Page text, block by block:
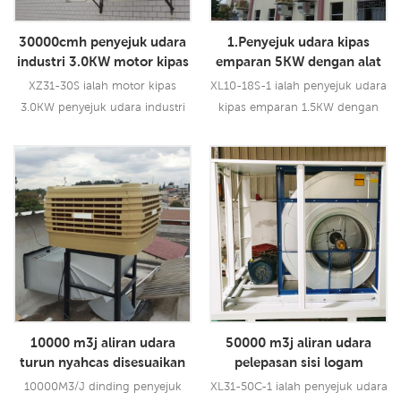
30000cmh penyejuk udara
industri 3.0KW motor kipas
XZ31-30S ialah motor kipas
3.0KW penyejuk udara industri
digunakan untuk semua jenis
aplikasi dalaman/luaran. ia
menggunakan pendawaian
tembaga tulen 3.0KW motor
kipas, membawa anda angin
kuat 30000 CMH, 1 kelajuan.
pad penyejuk bersaiz besar
5090, prestasi penyejukan
terkemuka industri.
Baca Lebih Lanjut
1.Penyejuk udara kipas
emparan 5KW dengan alat
kawalan jauh
XL10-18S-1 ialah penyejuk udara
kipas emparan 1.5KW dengan
digunakan untuk semua jenis
lokasi dalam/luar. model ini
menggunakan motor kipas
emparan 1.5KW, dan ia
membawakan anda angin kuat
18000 CMH, 12 kelajuan.
menggunakan pad penyejuk
5090 terkemuka industri,
memberikan anda prestasi
penyejukan terkemuka industri,
ag15
Baca Lebih Lanjut
10000 m3j aliran udara
turun nyahcas disesuaikan
penyejat udara penyejatan
10000M3/J dinding penyejuk
50000 m3j aliran udara
pelepasan sisi logam
penyejuk udara kuat
XL31-50C-1 ialah penyejuk udara